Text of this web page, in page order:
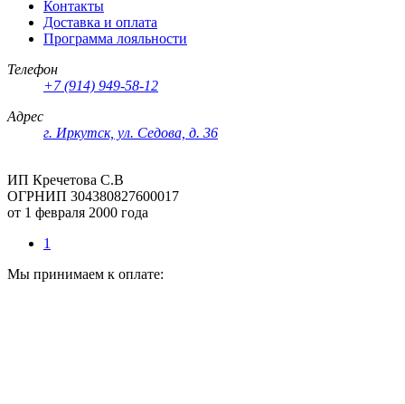
Контакты
Доставка и оплата
Программа лояльности
Телефон
+7 (914) 949-58-12
Адрес
г. Иркутск, ул. Седова, д. 36
ИП Кречетова С.В
ОГРНИП 304380827600017
от 1 февраля 2000 года
1
Мы принимаем к оплате: